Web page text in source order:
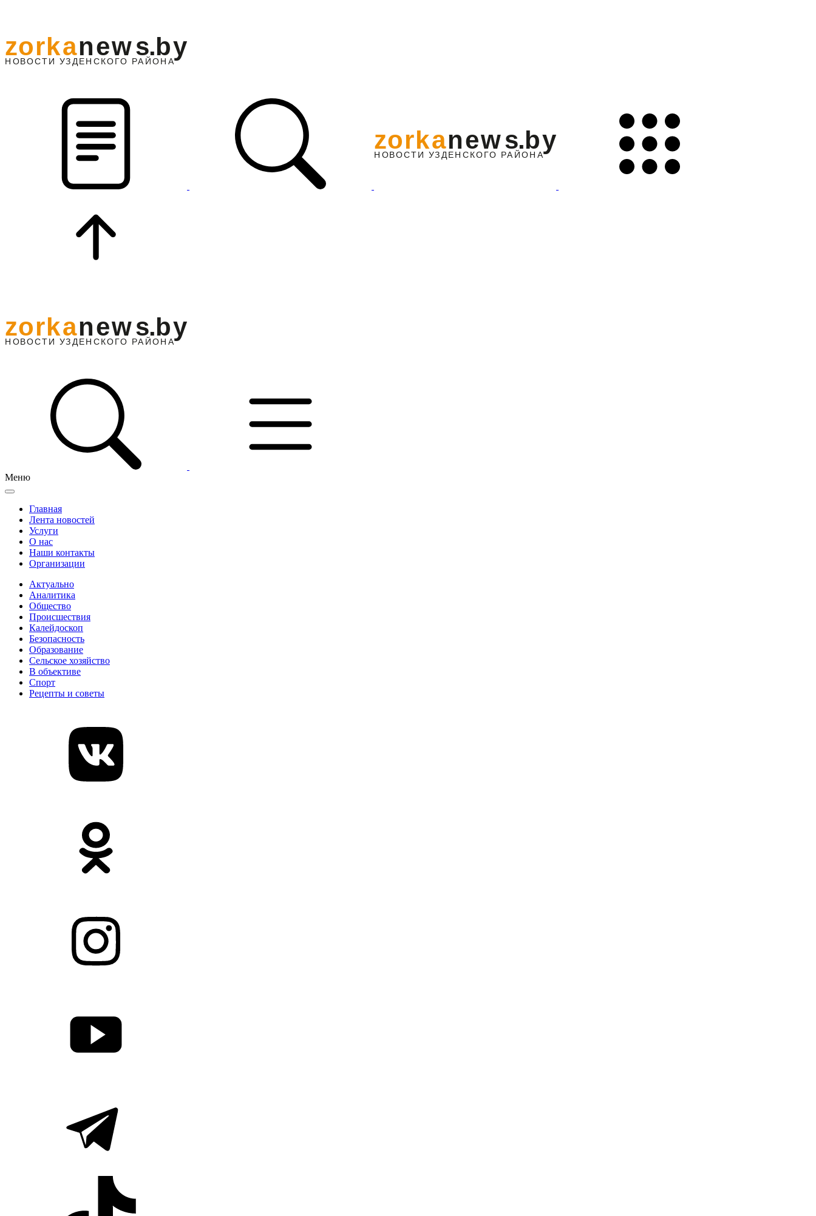
НО ВОСТИ УЗДЕНС КО ГО РАЙОНА
zorkanews.by
Меню
Главная
Лента новостей
Услуги
О нас
Наши контакты
Организации
Актуально
Аналитика
Общество
Происшествия
Калейдоскоп
Безопасность
Образование
Сельское хозяйство
В объективе
Спорт
Рецепты и советы